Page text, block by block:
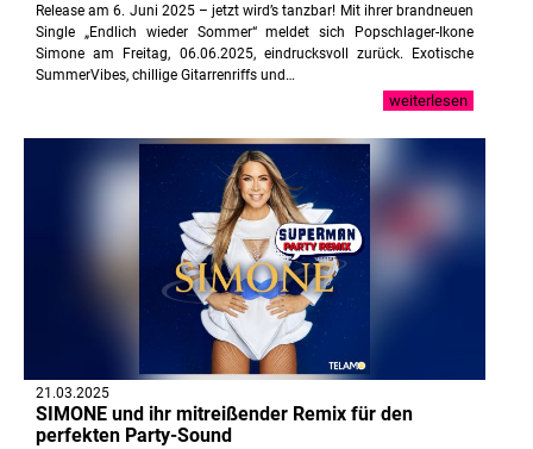
Release am 6. Juni 2025 – jetzt wird’s tanzbar! Mit ihrer brandneuen
Single „Endlich wieder Sommer“ meldet sich Popschlager-Ikone
Simone am Freitag, 06.06.2025, eindrucksvoll zurück. Exotische
SummerVibes, chillige Gitarrenriffs und…
weiterlesen
21.03.2025
SIMONE und ihr mitreißender Remix für den
perfekten Party-Sound